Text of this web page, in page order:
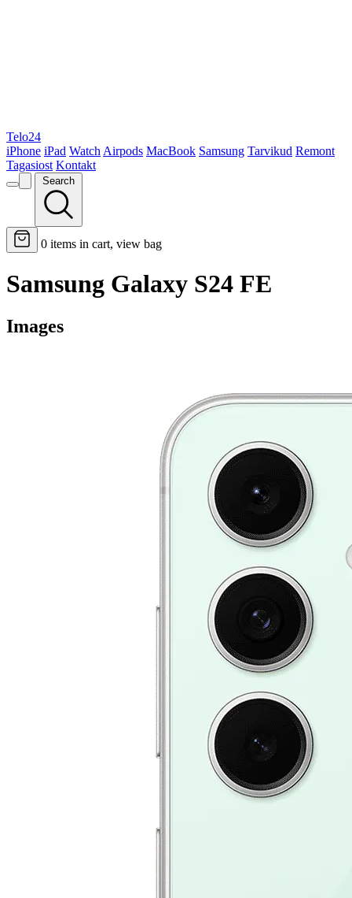
Telo24
iPhone iPad Watch Airpods MacBook Samsung Tarvikud Remont
Tagasiost Kontakt
Search
0 items in cart, view bag
Samsung Galaxy S24 FE
Images